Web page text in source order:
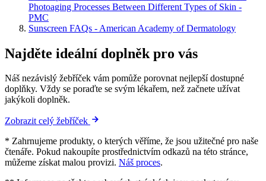
Photoaging Processes Between Different Types of Skin -
PMC
Sunscreen FAQs - American Academy of Dermatology
Najděte ideální doplněk pro vás
Náš nezávislý žebříček vám pomůže porovnat nejlepší dostupné
doplňky. Vždy se poraďte se svým lékařem, než začnete užívat
jakýkoli doplněk.
Zobrazit celý žebříček
* Zahrnujeme produkty, o kterých věříme, že jsou užitečné pro naše
čtenáře. Pokud nakoupíte prostřednictvím odkazů na této stránce,
můžeme získat malou provizi. Náš proces.